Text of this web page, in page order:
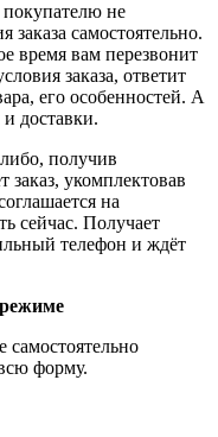
не
самостоятельно.
время вам перезвонит
заказа, ответит
его особенностей. А
доставки.
получив
заказ, укомплектовав
на
сейчас. Получает
телефон и ждёт
форму.